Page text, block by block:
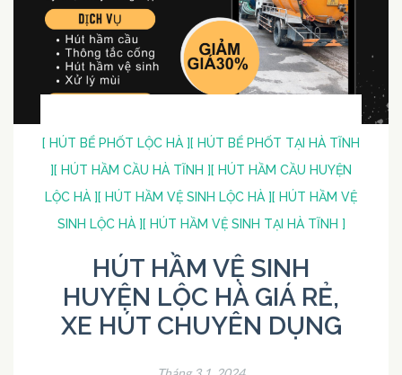
[ HÚT BỂ PHỐT LỘC HÀ ] [ HÚT BỂ PHỐT TẠI HÀ TĨNH
] [ HÚT HẦM CẦU HÀ TĨNH ] [ HÚT HẦM CẦU HUYỆN
LỘC HÀ ] [ HÚT HẦM VỆ SINH LỘC HÀ ] [ HÚT HẦM VỆ
SINH LỘC HÀ ] [ HÚT HẦM VỆ SINH TẠI HÀ TĨNH ]
HÚT HẦM VỆ SINH
HUYỆN LỘC HÀ GIÁ RẺ,
XE HÚT CHUYÊN DỤNG